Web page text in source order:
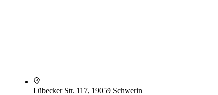
Lübecker Str. 117, 19059 Schwerin